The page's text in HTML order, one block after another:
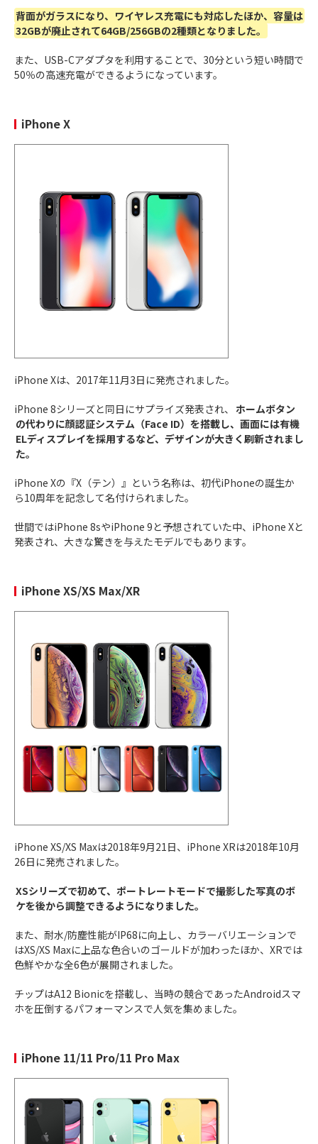
2026年
3月11日
iPhone 17e
48MP Fusionカメラシステムによる高解像
度写真と光学2倍望遠が可能
新たにMagSafe（最大15W）やQi2ワイヤレ
物理SIMスロットを廃止し、デュアルeSIM専
用モデルへ変更
背面がガラスになり、ワイヤレス充電にも対応したほか、容量は
32GBが廃止されて64GB/256GBの2種類となりました。
また、USB-Cアダプタを利用することで、30分という短い時間で
50％の高速充電ができるようになっています。
iPhone X
iPhone Xは、2017年11月3日に発売されました。
iPhone 8シリーズと同日にサプライズ発表され、 ホームボタン
の代わりに顔認証システム（Face ID）を搭載し、画面には有機
ELディスプレイを採用するなど、デザインが大きく刷新されまし
た。
iPhone Xの『X（テン）』という名称は、初代iPhoneの誕生か
ら10周年を記念して名付けられました。
世間ではiPhone 8sやiPhone 9と予想されていた中、iPhone Xと
発表され、大きな驚きを与えたモデルでもあります。
iPhone XS/XS Max/XR
iPhone XS/XS Maxは2018年9月21日、iPhone XRは2018年10月
26日に発売されました。
XSシリーズで初めて、ポートレートモードで撮影した写真のボ
ケを後から調整できるようになりました。
また、耐水/防塵性能がIP68に向上し、カラーバリエーションで
はXS/XS Maxに上品な色合いのゴールドが加わったほか、XRでは
色鮮やかな全6色が展開されました。
チップはA12 Bionicを搭載し、当時の競合であったAndroidスマ
ホを圧倒するパフォーマンスで人気を集めました。
iPhone 11/11 Pro/11 Pro Max